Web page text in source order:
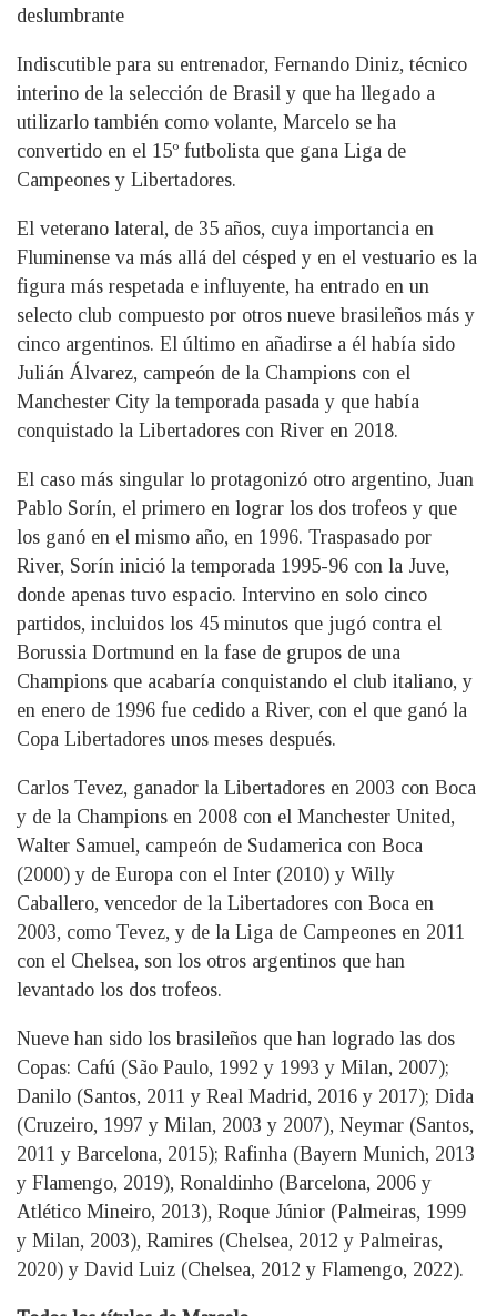
deslumbrante
Indiscutible para su entrenador, Fernando Diniz, técnico
interino de la selección de Brasil y que ha llegado a
utilizarlo también como volante, Marcelo se ha
convertido en el 15º futbolista que gana Liga de
Campeones y Libertadores.
El veterano lateral, de 35 años, cuya importancia en
Fluminense va más allá del césped y en el vestuario es la
figura más respetada e influyente, ha entrado en un
selecto club compuesto por otros nueve brasileños más y
cinco argentinos. El último en añadirse a él había sido
Julián Álvarez, campeón de la Champions con el
Manchester City la temporada pasada y que había
conquistado la Libertadores con River en 2018.
El caso más singular lo protagonizó otro argentino, Juan
Pablo Sorín, el primero en lograr los dos trofeos y que
los ganó en el mismo año, en 1996. Traspasado por
River, Sorín inició la temporada 1995-96 con la Juve,
donde apenas tuvo espacio. Intervino en solo cinco
partidos, incluidos los 45 minutos que jugó contra el
Borussia Dortmund en la fase de grupos de una
Champions que acabaría conquistando el club italiano, y
en enero de 1996 fue cedido a River, con el que ganó la
Copa Libertadores unos meses después.
Carlos Tevez, ganador la Libertadores en 2003 con Boca
y de la Champions en 2008 con el Manchester United,
Walter Samuel, campeón de Sudamerica con Boca
(2000) y de Europa con el Inter (2010) y Willy
Caballero, vencedor de la Libertadores con Boca en
2003, como Tevez, y de la Liga de Campeones en 2011
con el Chelsea, son los otros argentinos que han
levantado los dos trofeos.
Nueve han sido los brasileños que han logrado las dos
Copas: Cafú (São Paulo, 1992 y 1993 y Milan, 2007);
Danilo (Santos, 2011 y Real Madrid, 2016 y 2017); Dida
(Cruzeiro, 1997 y Milan, 2003 y 2007), Neymar (Santos,
2011 y Barcelona, 2015); Rafinha (Bayern Munich, 2013
y Flamengo, 2019), Ronaldinho (Barcelona, 2006 y
Atlético Mineiro, 2013), Roque Júnior (Palmeiras, 1999
y Milan, 2003), Ramires (Chelsea, 2012 y Palmeiras,
2020) y David Luiz (Chelsea, 2012 y Flamengo, 2022).